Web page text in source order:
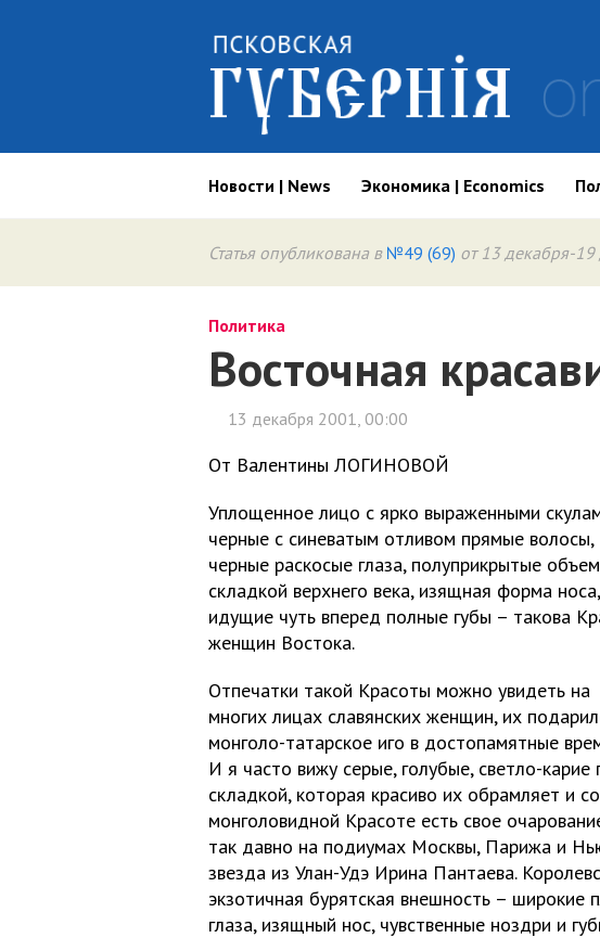
Новости | News Экономика | Economics
Статья опубликована в №49 (69) от 13 декабря-
Политика
Восточная
13 декабря 2001, 00:00
От Валентины ЛОГИНОВОЙ
Уплощенное лицо с ярко выраженными
черные с синеватым отливом прямые волосы,
черные раскосые глаза, полуприкрытые
складкой верхнего века, изящная форма носа,
идущие чуть вперед полные губы – такова
женщин Востока.
Отпечатки такой Красоты можно увидеть на
многих лицах славянских женщин, их
монголо-татарское иго в достопамятные
И я часто вижу серые, голубые, светло-карие
складкой, которая красиво их обрамляет и
монголовидной Красоте есть свое
так давно на подиумах Москвы, Парижа и
звезда из Улан-Удэ Ирина Пантаева.
экзотичная бурятская внешность – широкие
глаза, изящный нос, чувственные ноздри и